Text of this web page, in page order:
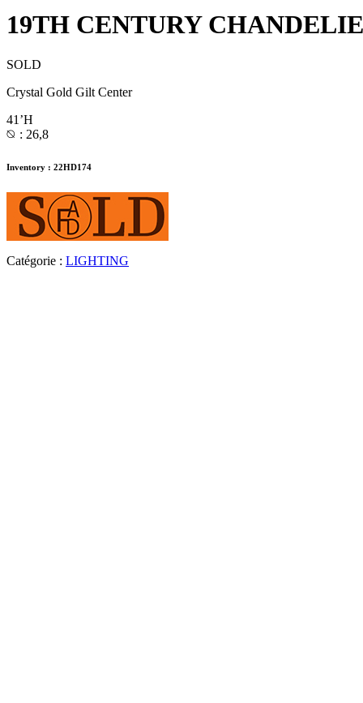
19TH CENTURY
SOLD
Crystal Gold Gilt Center
41’H
⦰ : 26,8
Inventory : 22HD174
Catégorie : LIGHTING